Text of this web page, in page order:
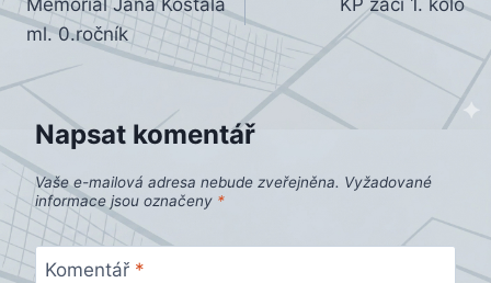
pro
příspěvek
Memoriál Jana Košťála
ml. 0.ročník
KP žáci 1. kolo
Napsat komentář
Vaše e-mailová adresa nebude zveřejněna. Vyžadované
informace jsou označeny *
Komentář *